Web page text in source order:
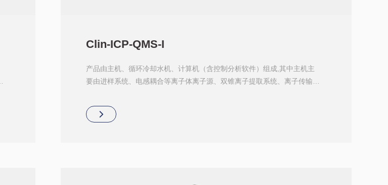
Clin-ICP-QMS-I
产品由主机、循环冷却水机、计算机（含控制分析软件）组成,其中主机主
要由进样系统、电感耦合等离子体离子源、双锥离子提取系统、离子传输系